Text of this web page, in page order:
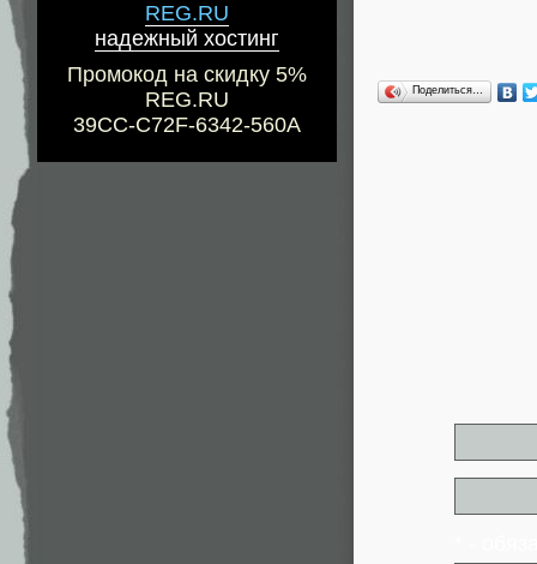
REG.RU
надежный хостинг
Промокод на скидку 5%
REG.RU
39CC-C72F-6342-560A
Поделиться…